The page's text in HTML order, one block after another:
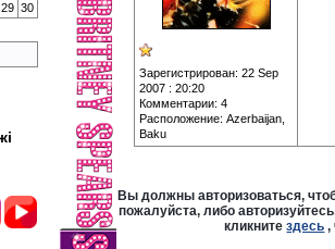
29 30
Зарегистрирован: 22 Sep
2007 : 20:20
Комментарии: 4
Расположение: Azerbaijan,
Baku
Вы должны авторизоваться,
пожалуйста, либо
кликнитездесь ,